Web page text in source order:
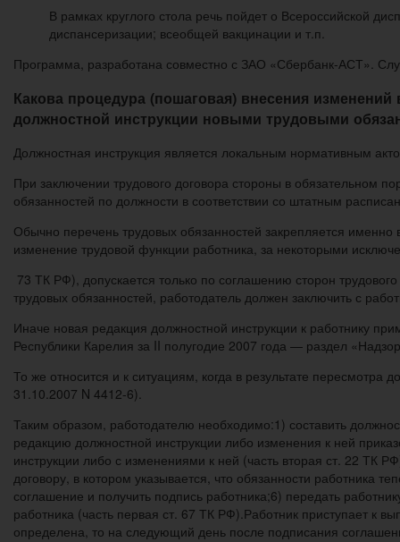
В рамках круглого стола речь пойдет о Всероссийской
диспансеризации; всеобщей вакцинации и т.п.
Программа, разработана совместно с ЗАО «Сбербанк-АСТ».
Какова процедура (пошаговая) внесения
должностной инструкции новыми трудовыми
Должностная инструкция является локальным нормативным
При заключении трудового договора стороны в обязательном
обязанностей по должности в соответствии со штатным
Обычно перечень трудовых обязанностей закрепляется именно
изменение трудовой функции работника, за некоторыми
73 ТК РФ), допускается только по соглашению сторон
трудовых обязанностей, работодатель должен заключить с
Иначе новая редакция должностной инструкции к работнику
Республики Карелия за II полугодие 2007 года — раздел
То же относится и к ситуациям, когда в результате пересмотра
31.10.2007 N 4412-6).
Таким образом, работодателю необходимо:1) составить
редакцию должностной инструкции либо изменения к ней
инструкции либо с изменениями к ней (часть вторая ст. 22 ТК
договору, в котором указывается, что обязанности работника
соглашение и получить подпись работника;6) передать
работника (часть первая ст. 67 ТК РФ).Работник приступает к
определена, то на следующий день после подписания